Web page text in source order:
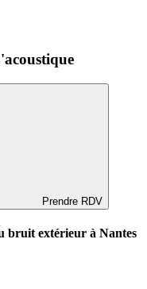
Prendre RDV
bruit extérieur à Nantes